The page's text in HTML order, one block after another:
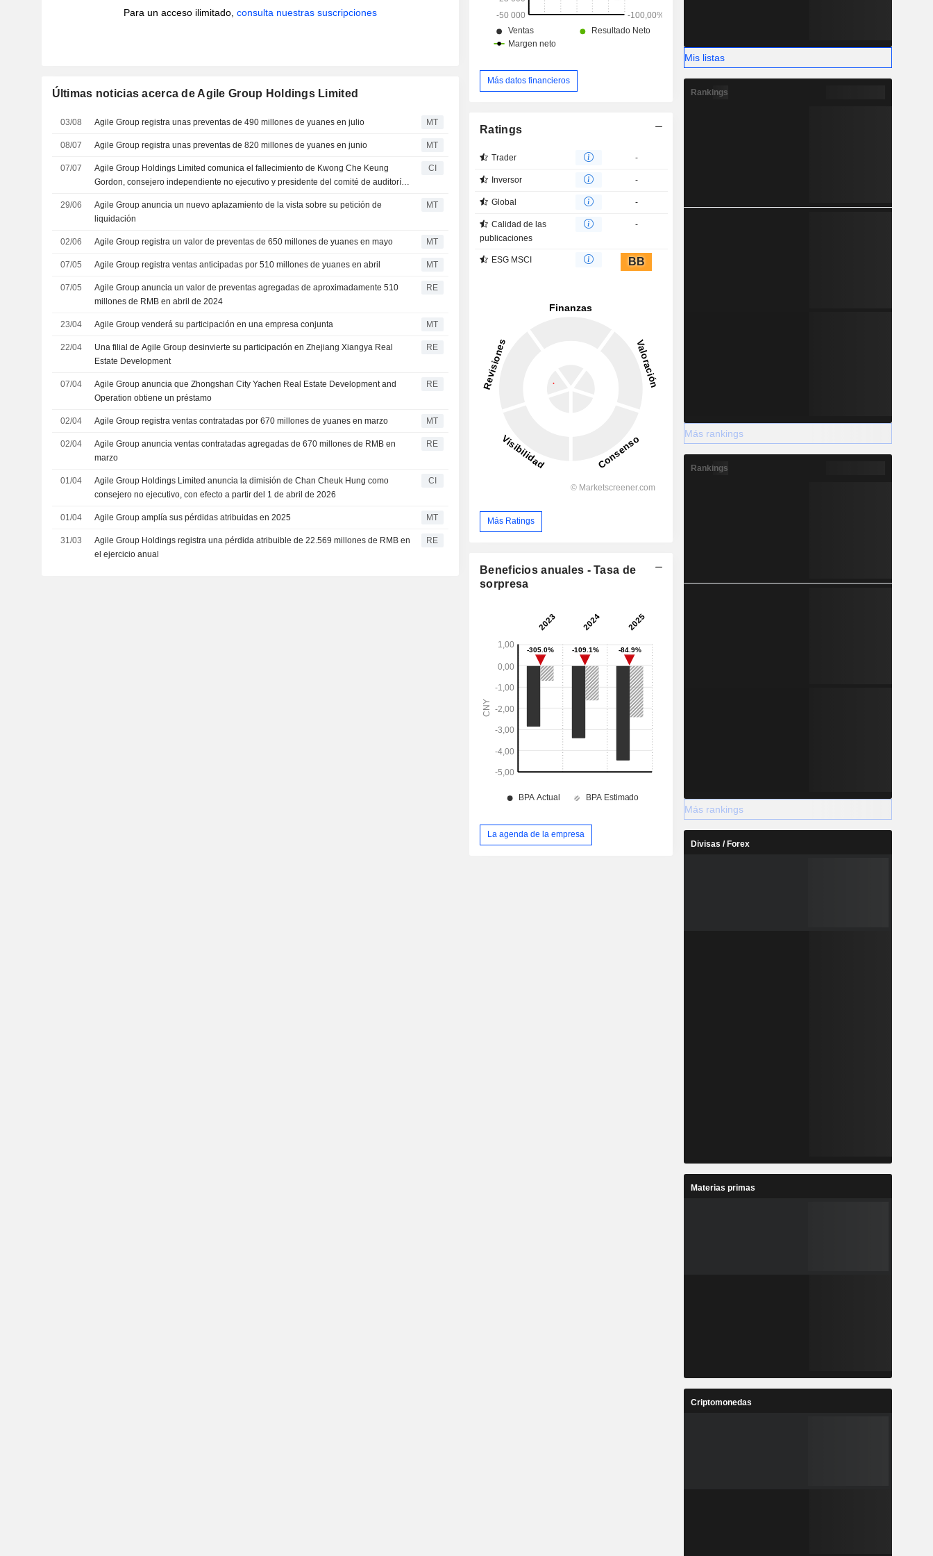
Para un acceso ilimitado, consulta nuestras suscripciones
Últimas noticias acerca de Agile Group Holdings Limited
03/08 Agile Group registra unas preventas de 490 millones de yuanes en julio MT
08/07 Agile Group registra unas preventas de 820 millones de yuanes en junio MT
07/07
Agile Group Holdings Limited comunica el fallecimiento de Kwong Che Keung
Gordon, consejero independiente no ejecutivo y presidente del comité de auditoría
CI
29/06
Agile Group anuncia un nuevo aplazamiento de la vista sobre su petición de
liquidación
MT
02/06 Agile Group registra un valor de preventas de 650 millones de yuanes en mayo MT
07/05 Agile Group registra ventas anticipadas por 510 millones de yuanes en abril MT
07/05
Agile Group anuncia un valor de preventas agregadas de aproximadamente 510
millones de RMB en abril de 2024
RE
23/04 Agile Group venderá su participación en una empresa conjunta MT
22/04
Una filial de Agile Group desinvierte su participación en Zhejiang Xiangya Real
Estate Development
RE
07/04
Agile Group anuncia que Zhongshan City Yachen Real Estate Development and
Operation obtiene un préstamo
RE
02/04 Agile Group registra ventas contratadas por 670 millones de yuanes en marzo MT
02/04
Agile Group anuncia ventas contratadas agregadas de 670 millones de RMB en
marzo
RE
01/04
Agile Group Holdings Limited anuncia la dimisión de Chan Cheuk Hung como
consejero no ejecutivo, con efecto a partir del 1 de abril de 2026
CI
01/04 Agile Group amplía sus pérdidas atribuidas en 2025 MT
31/03
Agile Group Holdings registra una pérdida atribuible de 22.569 millones de RMB en
el ejercicio anual
RE
Más datos financieros
Ratings
Trader -
Inversor -
Global -
Calidad de las
publicaciones
-
ESG MSCI BB
Más Ratings
Beneficios anuales - Tasa de
sorpresa
La agenda de la empresa
Mis listas
Rankings
Más rankings
Rankings
Más rankings
Divisas / Forex
Materias primas
Criptomonedas